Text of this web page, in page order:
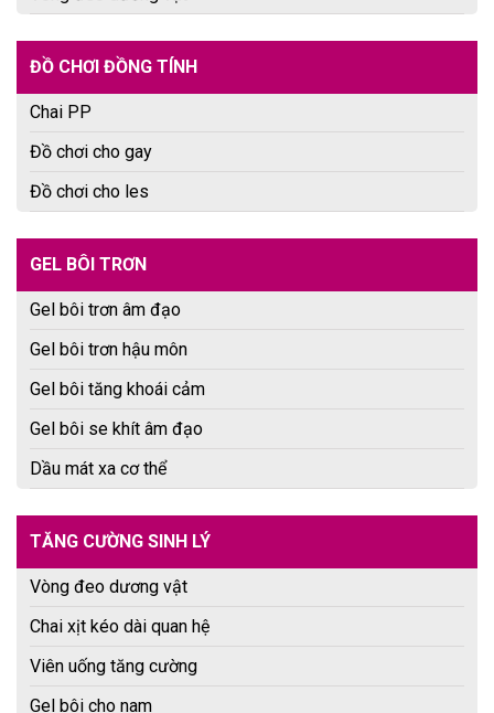
ĐỒ CHƠI ĐỒNG TÍNH
Chai PP
Đồ chơi cho gay
Đồ chơi cho les
GEL BÔI TRƠN
Gel bôi trơn âm đạo
Gel bôi trơn hậu môn
Gel bôi tăng khoái cảm
Gel bôi se khít âm đạo
Dầu mát xa cơ thể
TĂNG CƯỜNG SINH LÝ
Vòng đeo dương vật
Chai xịt kéo dài quan hệ
Viên uống tăng cường
Gel bôi cho nam